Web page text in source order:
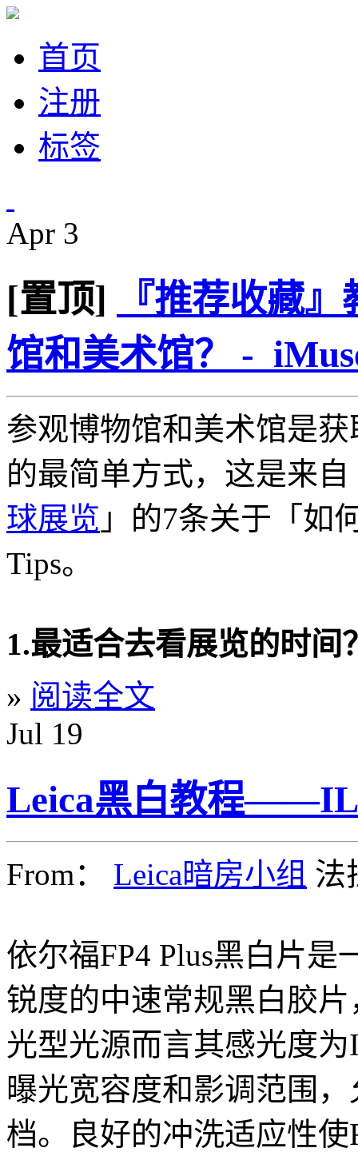
首页
注册
标签
Apr 3
[置顶]
『推荐收藏
馆和美术馆？ -
参观博物馆和美术馆是获
的最简单方式，这是来自
球展览 」的7条关于「如
Tips。
1.最适合去看展览的时间
» 阅读全文
Jul 19
Leica黑白教程
From： Leica暗房小组 法
依尔福FP4 Plus黑白片
锐度的中速常规黑白胶
光型光源而言其感光度为
曝光宽容度和影调范围
档。良好的冲洗适应性